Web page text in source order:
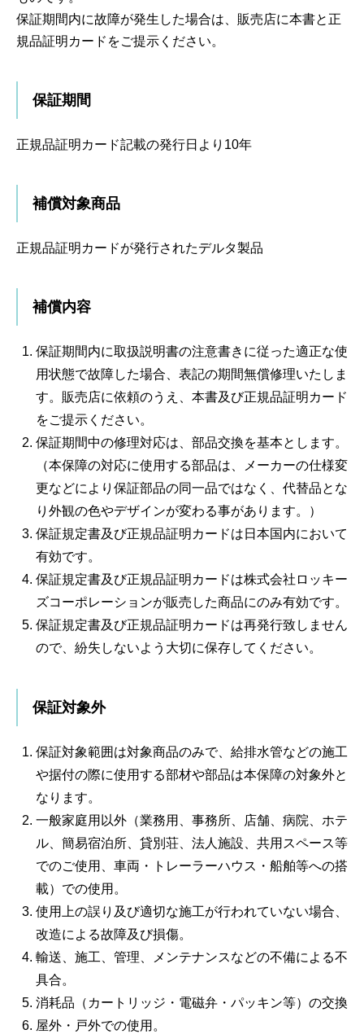
保証期間内に故障が発生した場合は、販売店に本書と正
規品証明カードをご提示ください。
保証期間
正規品証明カード記載の発行日より10年
補償対象商品
正規品証明カードが発行されたデルタ製品
補償内容
保証期間内に取扱説明書の注意書きに従った適正な使
用状態で故障した場合、表記の期間無償修理いたしま
す。販売店に依頼のうえ、本書及び正規品証明カード
をご提示ください。
保証期間中の修理対応は、部品交換を基本とします。
（本保障の対応に使用する部品は、メーカーの仕様変
更などにより保証部品の同一品ではなく、代替品とな
り外観の色やデザインが変わる事があります。）
保証規定書及び正規品証明カードは日本国内において
有効です。
保証規定書及び正規品証明カードは株式会社ロッキー
ズコーポレーションが販売した商品にのみ有効です。
保証規定書及び正規品証明カードは再発行致しません
ので、紛失しないよう大切に保存してください。
保証対象外
保証対象範囲は対象商品のみで、給排水管などの施工
や据付の際に使用する部材や部品は本保障の対象外と
なります。
一般家庭用以外（業務用、事務所、店舗、病院、ホテ
ル、簡易宿泊所、貸別荘、法人施設、共用スペース等
でのご使用、車両・トレーラーハウス・船舶等への搭
載）での使用。
使用上の誤り及び適切な施工が行われていない場合、
改造による故障及び損傷。
輸送、施工、管理、メンテナンスなどの不備による不
具合。
消耗品（カートリッジ・電磁弁・パッキン等）の交換
屋外・戸外での使用。